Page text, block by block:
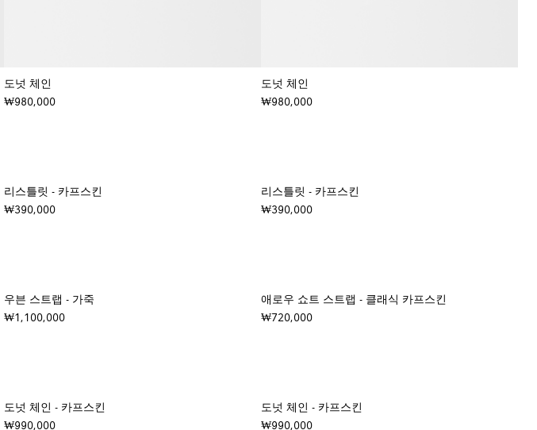
도넛 체인
₩980,000
도넛 체인
₩980,000
리스틀릿 - 카프스킨
₩390,000
리스틀릿 - 카프스킨
₩390,000
우븐 스트랩 - 가죽
₩1,100,000
애로우 쇼트 스트랩 - 클래식 카프스킨
₩720,000
도넛 체인 - 카프스킨
₩990,000
도넛 체인 - 카프스킨
₩990,000